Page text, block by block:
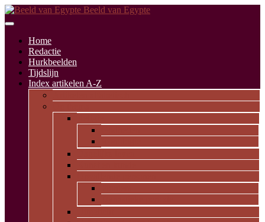
Beeld van Egypte
Home
Redactie
Hurkbeelden
Tijdslijn
Index artikelen A-Z